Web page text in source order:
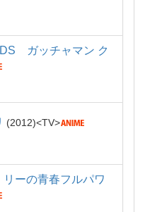
ガッチャマン ク
2012 TV
ーの青春フルパワ